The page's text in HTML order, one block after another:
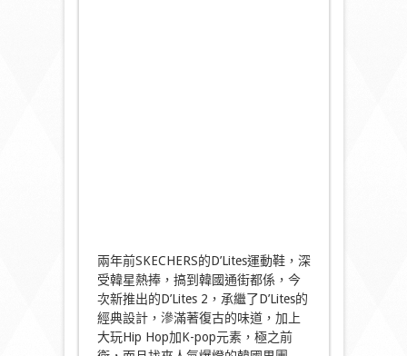
兩年前SKECHERS的D’Lites運動鞋，深
受韓星熱捧，搞到韓國通街都係，今
次新推出的D’Lites 2，承繼了D’Lites的
經典設計，滲滿著復古的味道，加上
大玩Hip Hop加K-pop元素，極之前